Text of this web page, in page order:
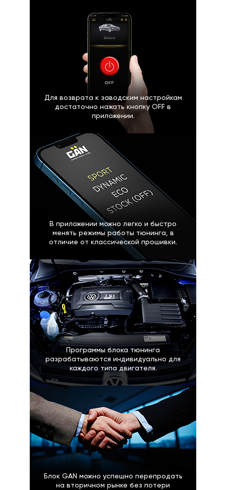
Для возврата к заводским настройкам
достаточно нажать кнопку OFF в
приложении.
В приложении можно легко и быстро
менять режимы работы тюнинга, в
отличие от классической прошивки.
Программы блока тюнинга
разрабатываются индивидуально для
каждого типа двигателя.
Блок GAN можно успешно перепродать
на вторичном рынке без потери